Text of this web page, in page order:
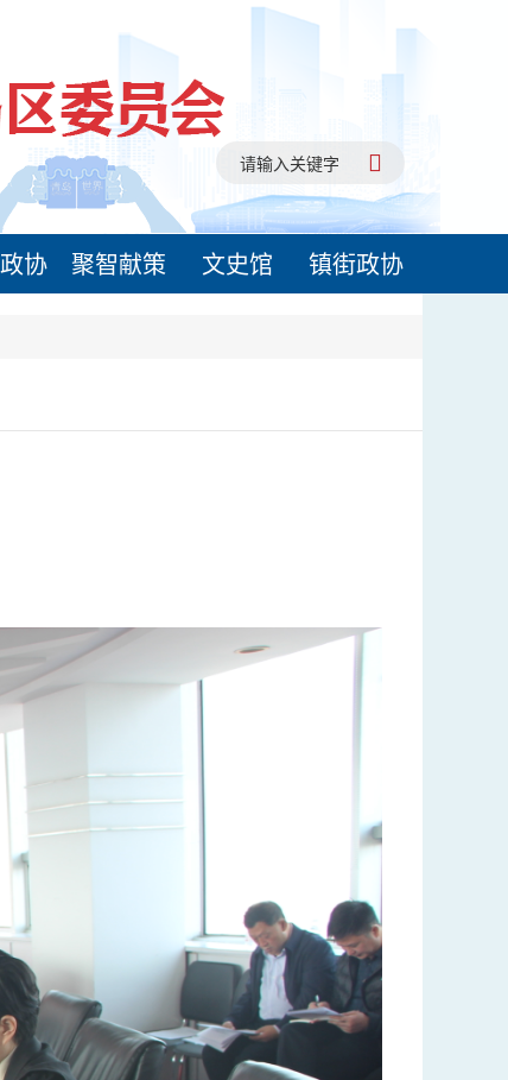
协 聚智献策 文史馆 镇街政协